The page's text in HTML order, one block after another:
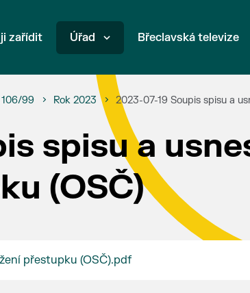
zařídit Úřad Břeclavská televize
106/99 Rok 2023 2023-07-19 Soupis spisu a
spisu a
(OSČ)
přestupku (OSČ).pdf